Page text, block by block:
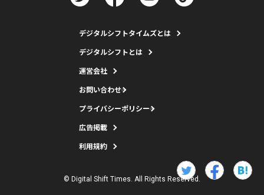
デジタルシフトタイムズとは
デジタルシフトとは
運営会社
お問い合わせ
プライバシーポリシー
広告掲載
利用規約
© Digital Shift Times. All Rights Reserved.